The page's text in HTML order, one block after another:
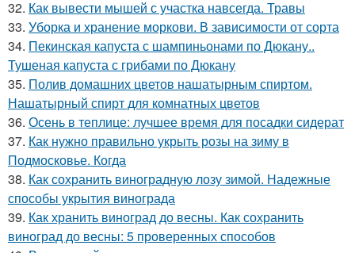
32. Как вывести мышей с участка навсегда. Травы
33. Уборка и хранение моркови. В зависимости от сорта
34. Пекинская капуста с шампиньонами по Дюкану..
Тушеная капуста с грибами по Дюкану
35. Полив домашних цветов нашатырным спиртом.
Нашатырный спирт для комнатных цветов
36. Осень в теплице: лучшее время для посадки сидерат
37. Как нужно правильно укрыть розы на зиму в
Подмосковье. Когда
38. Как сохранить виноградную лозу зимой. Надежные
способы укрытия винограда
39. Как хранить виноград до весны. Как сохранить
виноград до весны: 5 проверенных способов